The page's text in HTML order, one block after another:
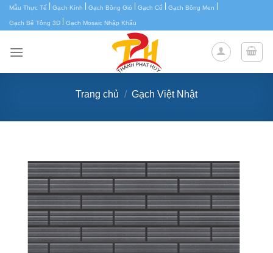
Chuyển
đến
dung
Mẫu Thực Tế Gạch Kính Gạch Bông Gió Gạch Cổ Gạch Bông Men
Gạch Bê Tông 3D Gạch Mosaic Nhập Khẩu
Trang chủ / Gạch Việt Nhật